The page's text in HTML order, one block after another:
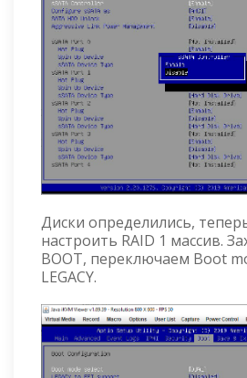
Диски определились,
настроить RAID 1 массив.
BOOT, переключаем Boot
LEGACY.